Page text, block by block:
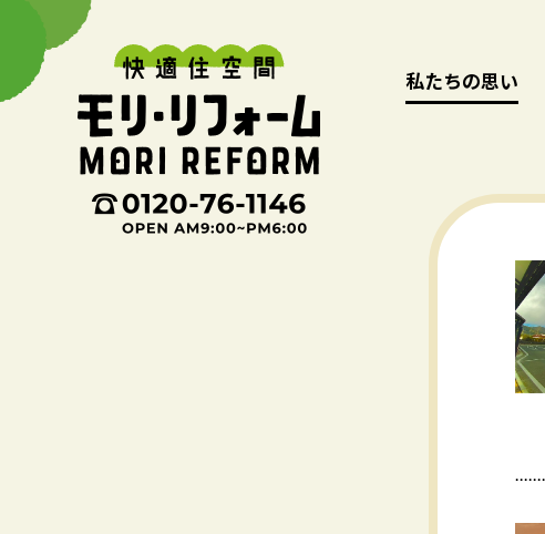
私たちの思い
私たちの思い